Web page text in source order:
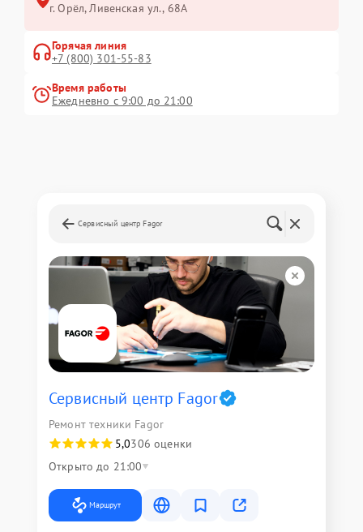
г. Орёл, Ливенская ул., 68А
Горячая линия
+7 (800) 301-55-83
Время работы
Ежедневно с 9:00 до 21:00
Сервисный центр Fagor
Сервисный центр Fagor
Ремонт техники Fagor
5,0306 оценки
Открыто до 21:00
Маршрут